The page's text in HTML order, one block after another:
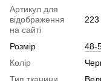
Артикул для
відображення
на сайті
223
Розмір
48-
Колір
Тип тканини